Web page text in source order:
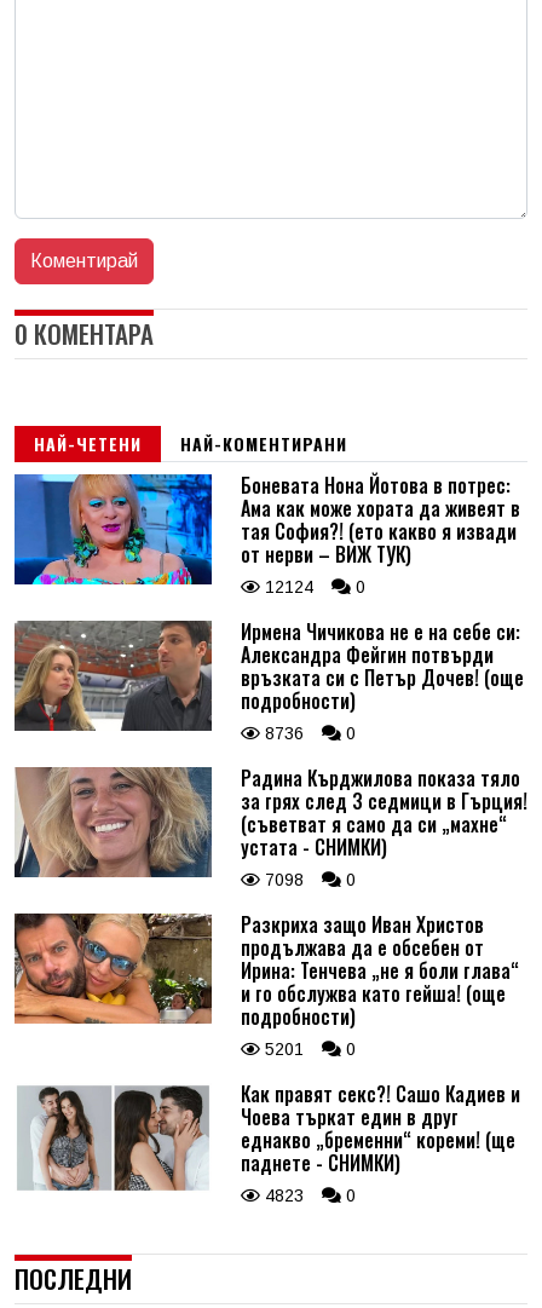
0 КОМЕНТАРА
НАЙ-ЧЕТЕНИ НАЙ-КОМЕНТИРАНИ
Боневата Нона Йотова в потрес:
Ама как може хората да живеят в
тая София?! (ето какво я извади
от нерви – ВИЖ ТУК)
12124 0
Ирмена Чичикова не е на себе си:
Александра Фейгин потвърди
връзката си с Петър Дочев! (още
подробности)
8736 0
Радина Кърджилова показа тяло
за грях след 3 седмици в Гърция!
(съветват я само да си „махне“
устата - СНИМКИ)
7098 0
Разкриха защо Иван Христов
продължава да е обсебен от
Ирина: Тенчева „не я боли глава“
и го обслужва като гейша! (още
подробности)
5201 0
Как правят секс?! Сашо Кадиев и
Чоева търкат един в друг
еднакво „бременни“ кореми! (ще
паднете - СНИМКИ)
4823 0
ПОСЛЕДНИ